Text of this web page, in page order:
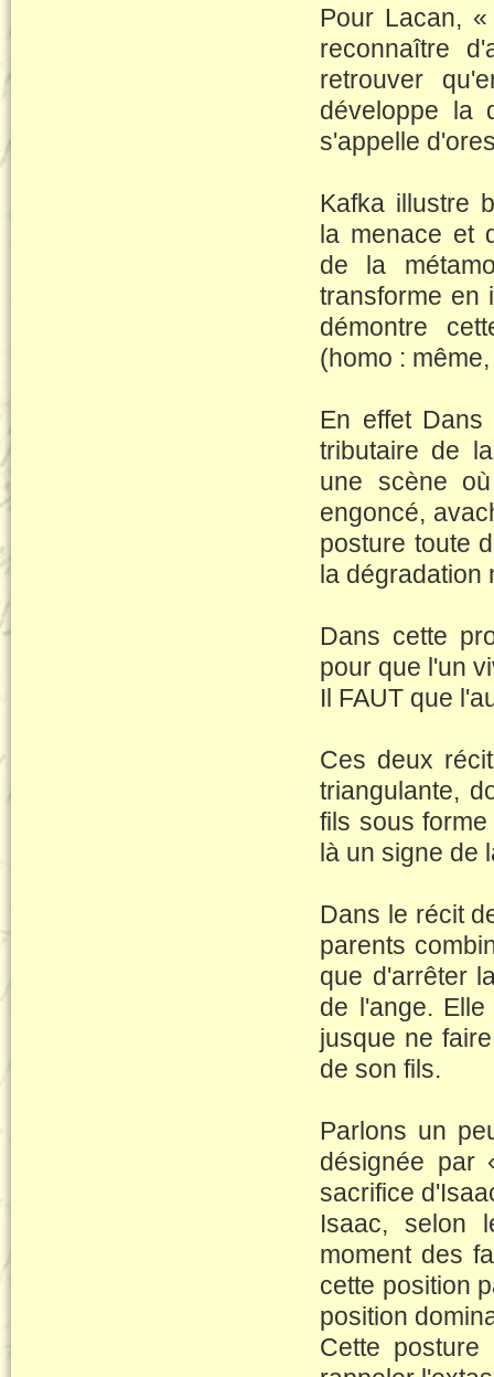
Pour Lacan,
reconnaître
retrouver
développe la
s'appelle
Kafka illustre
la menace et
de la
transforme en
démontre
(homo :
En effet
tributaire de
une scène
engoncé,
posture toute
la dégradation
Dans cette
pour que l'un
Il FAUT que
Ces deux
triangulante,
fils sous
là un signe de
Dans le récit
parents
que d'arrêter
de l'ange.
jusque ne
de son fils.
Parlons un
désignée par
sacrifice
Isaac, selon
moment des
cette position
position
Cette